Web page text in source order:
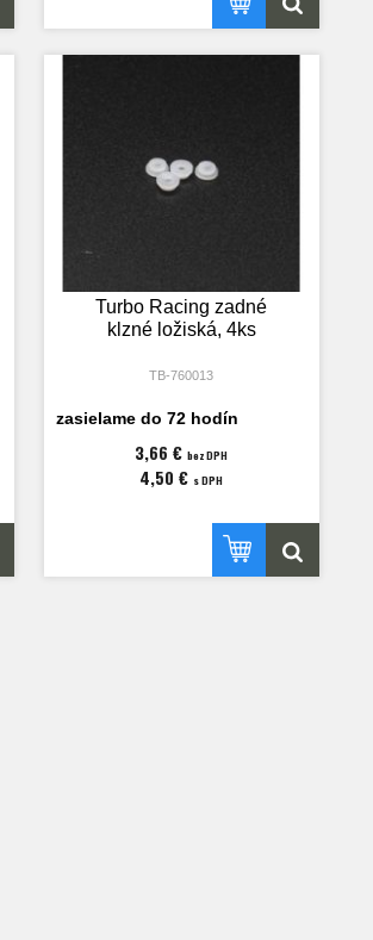
Turbo Racing zadné
klzné ložiská, 4ks
TB-760013
zasielame do 72 hodín
3,66 €bez DPH
4,50 € s DPH